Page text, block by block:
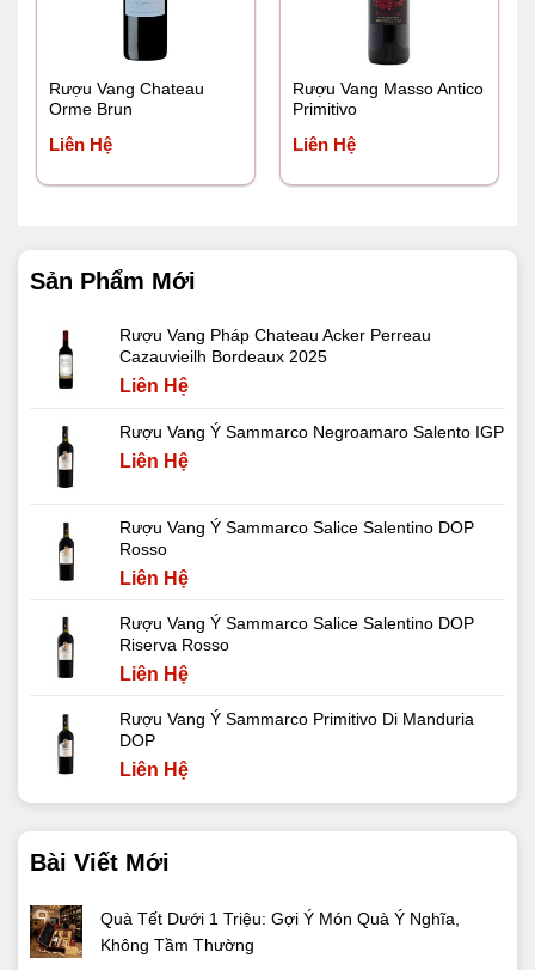
Sản Phẩm Mới
Rượu Vang Pháp Chateau Acker Perreau
Cazauvieilh Bordeaux 2025
Liên Hệ
Rượu Vang Ý Sammarco Negroamaro Salento IGP
Liên Hệ
Rượu Vang Ý Sammarco Salice Salentino DOP
Rosso
Liên Hệ
Rượu Vang Ý Sammarco Salice Salentino DOP
Riserva Rosso
Liên Hệ
Rượu Vang Ý Sammarco Primitivo Di Manduria
DOP
Liên Hệ
Bài Viết Mới
Quà Tết Dưới 1 Triệu: Gợi Ý Món Quà Ý Nghĩa,
Không Tầm Thường
Rượu Vang Chateau
Orme Brun
Liên Hệ
Rượu Vang Masso Antico
Primitivo
Liên Hệ